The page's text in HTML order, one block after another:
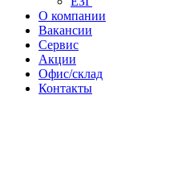
О компании
Вакансии
Сервис
Акции
Офис/склад
Контакты